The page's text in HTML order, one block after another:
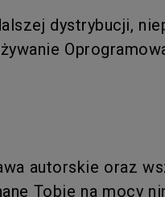
dystrybucji,
autorskie oraz
Tobie na mocy